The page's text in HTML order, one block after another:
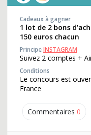
Commentaires 0
Cadeaux à gagner
1 lot de 2 bons
150 euros chacun
PrincipeINSTAGRAM
Suivez 2 comptes +
Conditions
Le concours est
France